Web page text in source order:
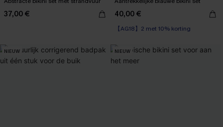
37,00 € 40,00 €
【AG18】2 met 10% korting
NIEUW NIEUW